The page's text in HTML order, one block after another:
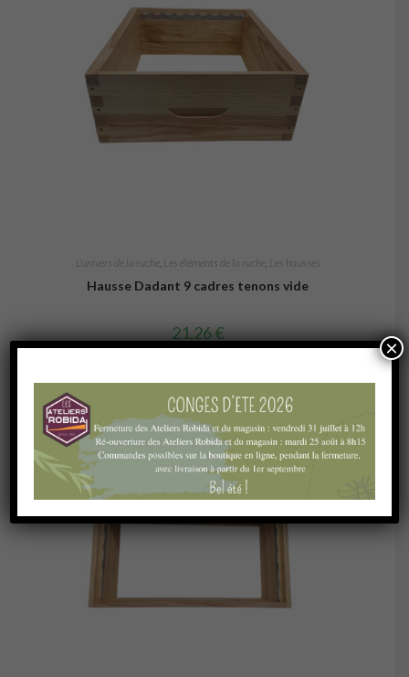
L'univers de la ruche Les éléments de la ruche Les hausses
Hausse Dadant 9 cadres tenons vide
21,26€
×